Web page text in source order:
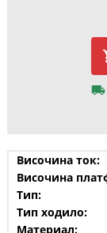
Височина ток:
Височина
Тип:
Тип ходило:
Материал: